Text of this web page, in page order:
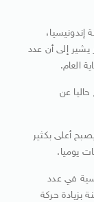
إندونيسيا،
يشير إلى أن عدد
عن
أعلى بكثير
يوميا.
في عدد
بزيادة حركة